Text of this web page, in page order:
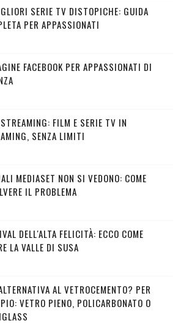
SERIE TV DISTOPICHE: GUIDA
PER APPASSIONATI
FACEBOOK PER APPASSIONATI DI
FILM E SERIE TV IN
SENZA LIMITI
MEDIASET NON SI VEDONO: COME
IL PROBLEMA
DELL'ALTA FELICITÀ: ECCO COME
LA VALLE DI SUSA
AL VETROCEMENTO? PER
VETRO PIENO, POLICARBONATO O